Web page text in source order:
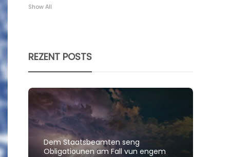
Show All
REZENT POSTS
Dem Staatsbeamten seng
Obligatiounen am Fall vun engem